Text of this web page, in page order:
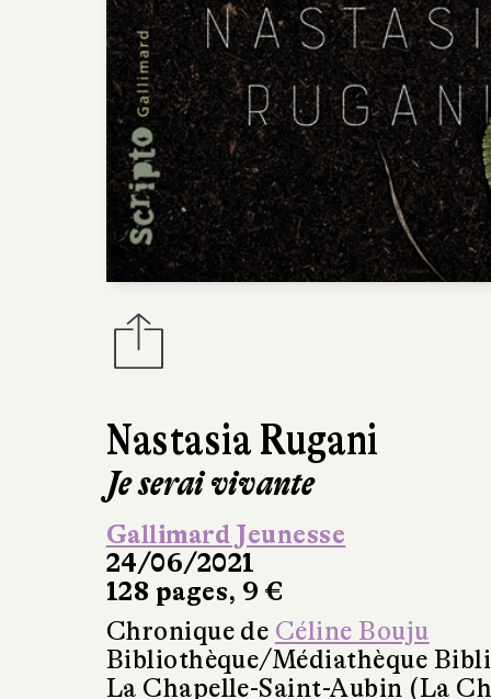
Nastasia Rugani
Je serai vivante
Gallimard Jeunesse
24/06/2021
128 pages, 9 €
Chronique de Céline Bouju
Bibliothèque/Médiathèque
La Chapelle-Saint-Aubin (La